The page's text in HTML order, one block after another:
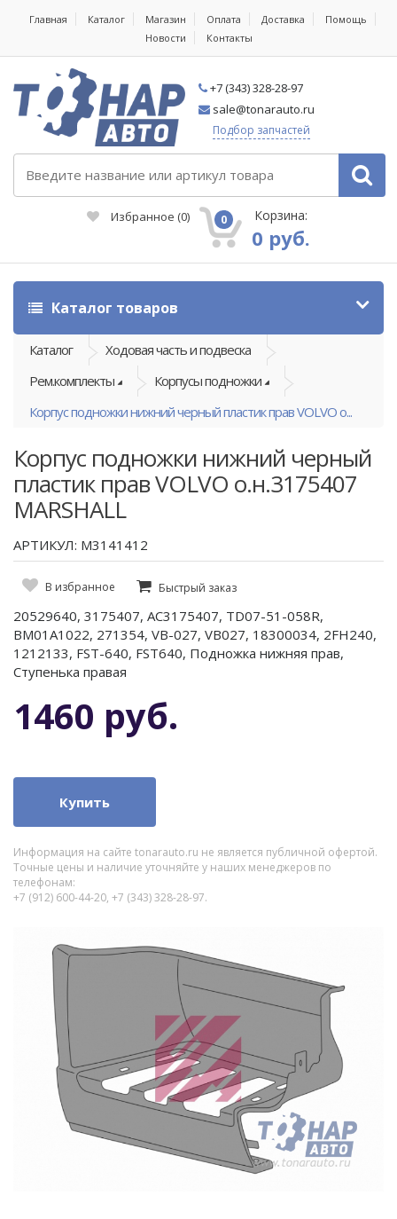
Главная Каталог Магазин Оплата Доставка
Помощь
Новости
Контакты
+7 (343) 328-28-97
sale@tonarauto.ru
Подбор запчастей
Избранное (0) 0 Корзина:
0 руб.
Каталог товаров
Каталог
Ходовая часть и подвеска
Рем.комплекты
Корпусы подножки
Корпус подножки нижний черный пластик прав VOLVO о...
Корпус подножки нижний черный
пластик прав VOLVO о.н.3175407
MARSHALL
АРТИКУЛ: M3141412
В избранное Быстрый заказ
20529640, 3175407, AC3175407, TD07-51-058R,
BM01A1022, 271354, VB-027, VB027, 18300034, 2FH240,
1212133, FST-640, FST640, Подножка нижняя прав,
Ступенька правая
1460 руб.
Купить
Информация на сайте tonarauto.ru не является публичной офертой.
Точные цены и наличие уточняйте у наших менеджеров по
телефонам:
+7 (912) 600-44-20, +7 (343) 328-28-97.